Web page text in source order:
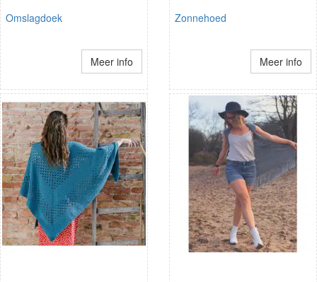
Omslagdoek
Meer info
Zonnehoed
Meer info